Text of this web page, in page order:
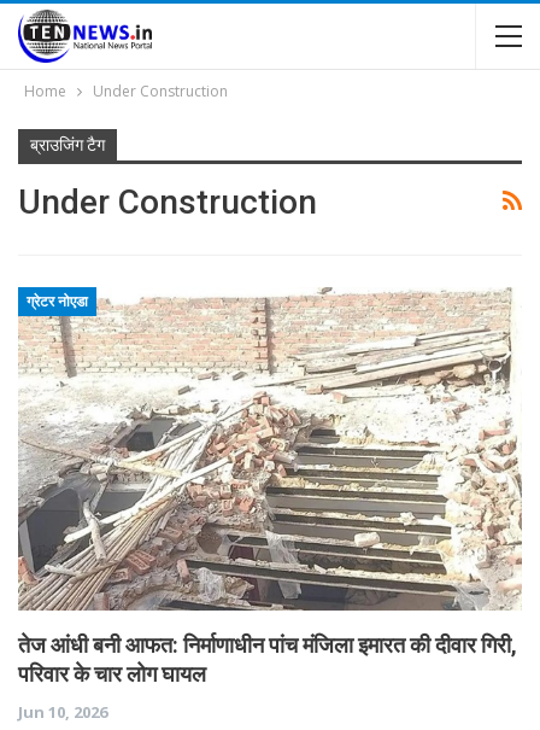
Home Under Construction
ब्राउजिंग टैग
Under Construction
ग्रेटर नोएडा
तेज आंधी बनी आफत: निर्माणाधीन पांच मंजिला इमारत की दीवार गिरी,
परिवार के चार लोग घायल
Jun 10, 2026